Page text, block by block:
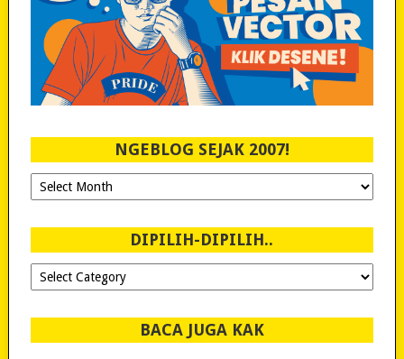
NGEBLOG SEJAK 2007!
Ngeblog
Sejak
DIPILIH-DIPILIH..
Dipilih-
dipilih..
BACA JUGA KAK